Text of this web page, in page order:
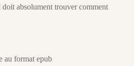
doit absolument trouver comment
au format epub